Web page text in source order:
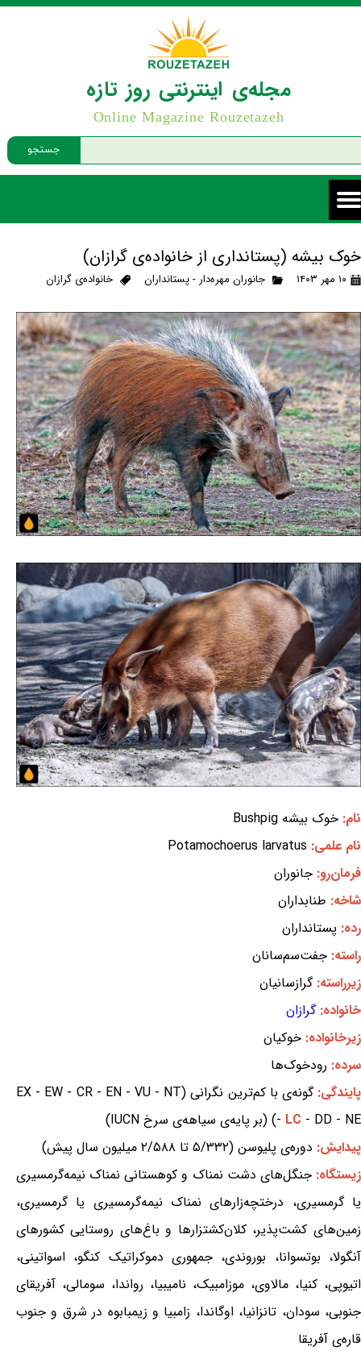
جستجو
مجله‌ی اینترنتی روز تازه
Online Magazine Rouzetazeh
خوک بیشه (پستانداری از خانواده‌ی گرازان)
۱۰ مهر ۱۴۰۳ جانوران مهره‌دار - پستانداران خانواده‌ی گرازان
نام: خوک بیشه Bushpig
نام علمی: Potamochoerus larvatus
فرمان‌رو: جانوران
شاخه: طنابداران
رده: پستانداران
راسته: جفت‌سم‌سانان
زیرراسته:گرازسانیان
خانواده:گرازان
زیرخانواده: خوکیان
سرده: رودخوک‌ها
پایندگی:
گونه‌ی با کم‌ترین نگرانی (EX - EW - CR - EN - VU - NT
- LC - DD - NE) (بر پایه‌ی سیاهه‌ی سرخ IUCN)
پیدایش: دوره‌ی پلیوسن (۵/۳۳۲ تا ۲/۵۸۸ میلیون سال پیش)
زیستگاه:جنگل‌های دشت نمناک و کوهستانی نمناک نیمه‌گرمسیری
یا گرمسیری، درختچه‌زارهای نمناک نیمه‌گرمسیری یا گرمسیری،
زمین‌های کشت‌پذیر، کلان‌کشتزارها و باغ‌های روستایی کشورهای
آنگولا، بوتسوانا، بوروندی، جمهوری دموکراتیک کنگو، اسواتینی،
اتیوپی، کنیا، مالاوی، موزامبیک، نامیبیا، رواندا، سومالی، آفریقای
جنوبی، سودان، تانزانیا، اوگاندا، زامبیا و زیمبابوه در شرق و جنوب
قاره‌ی آفریقا